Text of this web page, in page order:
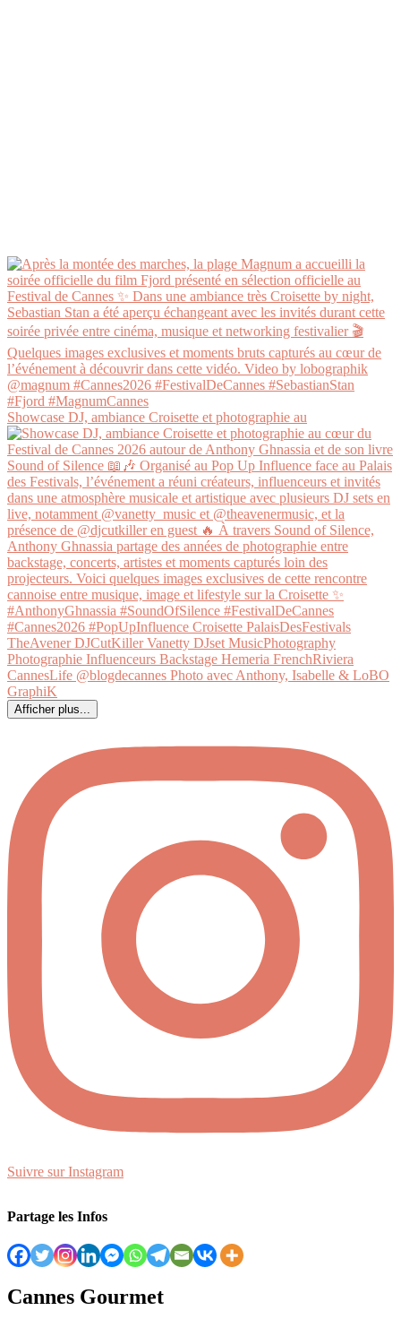
Showcase DJ, ambiance Croisette et photographie au
Afficher plus...
Suivre sur Instagram
Partage les Infos
Cannes Gourmet